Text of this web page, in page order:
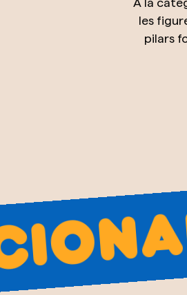
les
pilars
els